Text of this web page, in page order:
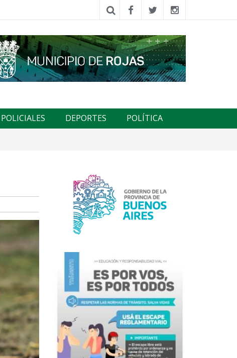
POLICIALES DEPORTES POLÍTICA